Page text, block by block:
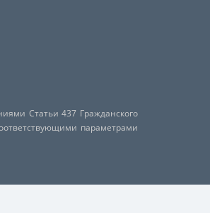
Статьи 437 Гражданского
параметрами